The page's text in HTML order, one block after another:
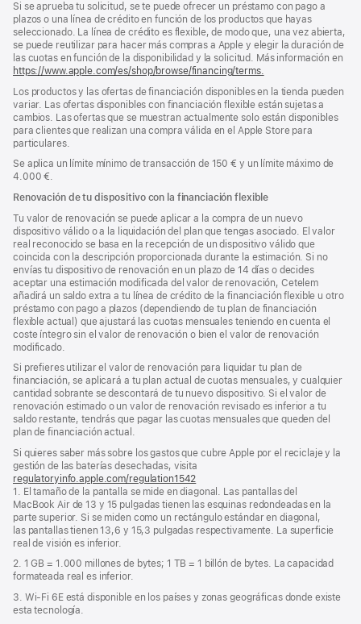
Si se aprueba tu solicitud, se te puede ofrecer un préstamo con pago a
plazos o una línea de crédito en función de los productos que hayas
seleccionado. La línea de crédito es flexible, de modo que, una vez abierta,
se puede reutilizar para hacer más compras a Apple y elegir la duración de
las cuotas en función de la disponibilidad y la solicitud. Más información en
https://www.apple.com/es/shop/browse/financing/terms.
Los productos y las ofertas de financiación disponibles en la tienda pueden
variar. Las ofertas disponibles con financiación flexible están sujetas a
cambios. Las ofertas que se muestran actualmente solo están disponibles
para clientes que realizan una compra válida en el Apple Store para
particulares.
Se aplica un límite mínimo de transacción de 150 € y un límite máximo de
4.000 €.
Renovación de tu dispositivo con la financiación flexible
Tu valor de renovación se puede aplicar a la compra de un nuevo
dispositivo válido o a la liquidación del plan que tengas asociado. El valor
real reconocido se basa en la recepción de un dispositivo válido que
coincida con la descripción proporcionada durante la estimación. Si no
envías tu dispositivo de renovación en un plazo de 14 días o decides
aceptar una estimación modificada del valor de renovación, Cetelem
añadirá un saldo extra a tu línea de crédito de la financiación flexible u otro
préstamo con pago a plazos (dependiendo de tu plan de financiación
flexible actual) que ajustará las cuotas mensuales teniendo en cuenta el
coste íntegro sin el valor de renovación o bien el valor de renovación
modificado.
Si prefieres utilizar el valor de renovación para liquidar tu plan de
financiación, se aplicará a tu plan actual de cuotas mensuales, y cualquier
cantidad sobrante se descontará de tu nuevo dispositivo. Si el valor de
renovación estimado o un valor de renovación revisado es inferior a tu
saldo restante, tendrás que pagar las cuotas mensuales que queden del
plan de financiación actual.
Si quieres saber más sobre los gastos que cubre Apple por el reciclaje y la
gestión de las baterías desechadas, visita
regulatoryinfo.apple.com/regulation1542
abre
en
una
ventana
1. El tamaño de la pantalla se mide en diagonal. Las pantallas del
MacBook Air de 13 y 15 pulgadas tienen las esquinas redondeadas en la
parte superior. Si se miden como un rectángulo estándar en diagonal,
las pantallas tienen 13,6 y 15,3 pulgadas respectivamente. La superficie
real de visión es inferior.
2. 1 GB = 1.000 millones de bytes; 1 TB = 1 billón de bytes. La capacidad
formateada real es inferior.
3. Wi‑Fi 6E está disponible en los países y zonas geográficas donde existe
esta tecnología.